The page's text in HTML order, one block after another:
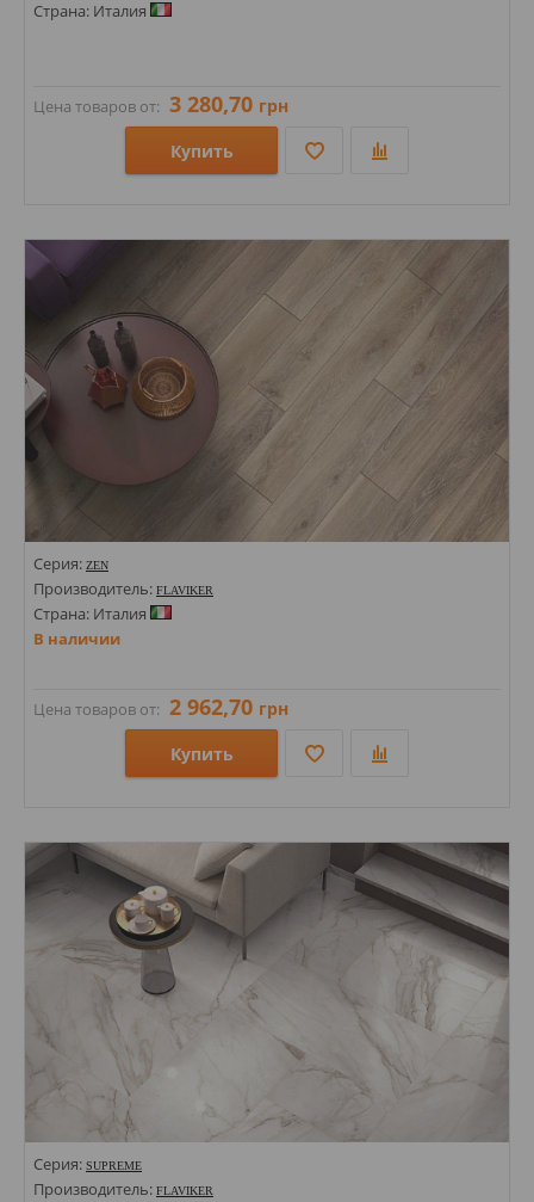
Страна: Италия
Цена товаров от: 3 280,70 грн
Купить
Стили:
Цвета:
Серия: ZEN
Производитель: FLAVIKER
Страна: Италия
В наличии
Цена товаров от: 2 962,70 грн
Купить
Стили: Под дерево; Под ламинат;
Цвета:
Серия: SUPREME
Производитель: FLAVIKER